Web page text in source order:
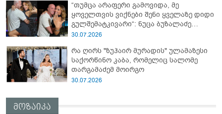
“თუმცა არაფერი გამოვიდა, მე
ყოველთვის ვიქნები შენი ყველაზე დიდი
გულშემატკივარი“: ნუცა ბუზალაძე
რჩეულს დაშორდა?
30.07.2026
რა ღირს "ზუჰაირ მურადის" ულამაზესი
საქორწინო კაბა, რომელიც სალომე
თარგამაძემ მოირგო
30.07.2026
მოზაიკა